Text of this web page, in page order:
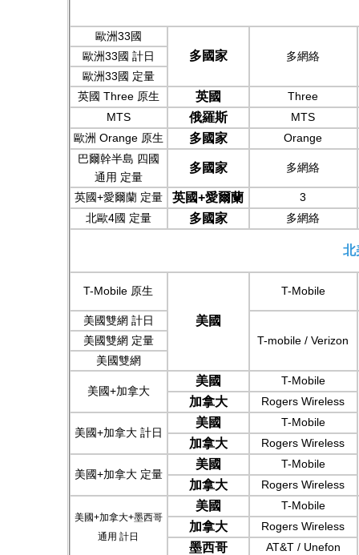
歐洲33國
多國家 多網絡
歐洲33國 計日
歐洲33國 定量
英國 Three 原生
英國
Three
MTS 俄羅斯 MTS
歐洲 Orange 原生
多國家
Orange
巴爾幹半島 四國
通用 定量
多國家 多網絡
英國+愛爾蘭 定量 英國+愛爾蘭
3
北歐4國 定量
多國家 多網絡
北
T-Mobile 原生
美國
T-Mobile
美國雙網 計日
T-mobile / Verizon
美國雙網 定量
美國雙網
美國+加拿大
美國 T-Mobile
加拿大 Rogers Wireless
美國+加拿大 計日
美國 T-Mobile
加拿大 Rogers Wireless
美國+加拿大 定量
美國 T-Mobile
加拿大 Rogers Wireless
美國+加拿大+墨西哥
通用 計日
美國 T-Mobile
加拿大 Rogers Wireless
墨西哥 AT&T / Unefon